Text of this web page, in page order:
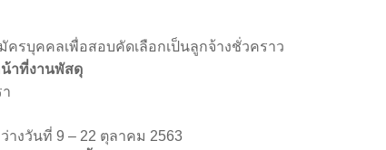
ครบุคคลเพื่อสอบคัดเลือกเป็นลูกจ้างชั่วคราว
น้าที่งานพัสดุ
างวันที่ 9 – 22 ตุลาคม 2563